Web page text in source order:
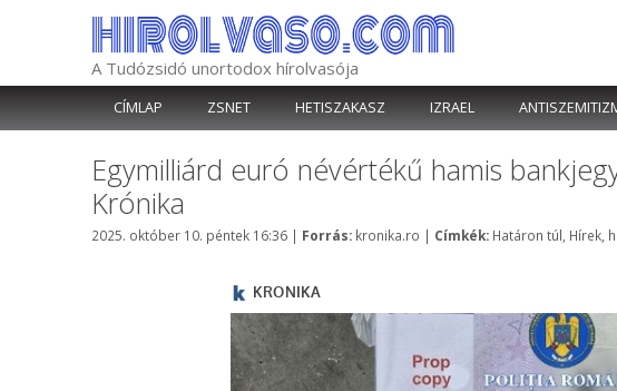
A Tudózsidó unortodox hírolvasója
CÍMLAP ZSNET HETISZAKASZ IZRAEL
Egymilliárd euró névértékű hamis
Krónika
2025. október 10. péntek 16:36 | Forrás: Kategória
kronika.ro | Címkék: Címkék
Határon túl Hírek